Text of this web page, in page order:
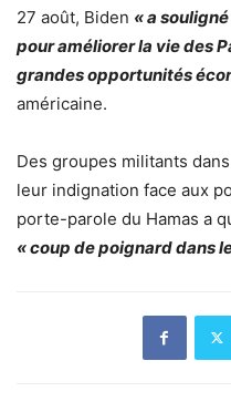
27 août, Biden « a
pour améliorer la vie des
grandes opportunités
américaine.
Des groupes militants
leur indignation face aux
porte-parole du Hamas a
« coup de poignard dans